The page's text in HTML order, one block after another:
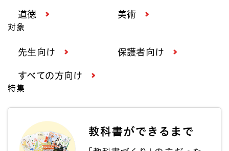
道徳 美術
対象
先生向け 保護者向け
すべての方向け
特集